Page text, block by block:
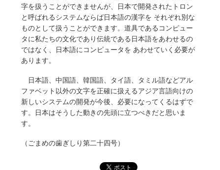
字を扱うことができませんが、日本で開発されたトロン
と呼ばれるシステムならば日本語の漢字を それぞれ別な
ものとして扱うことができます。道具であるコンピュー
タに私たちの文化であり伝統である日本語をあわせるの
ではなく、日本語にコンピュータを あわせていく必要が
あります。
日本語、中国語、韓国語、タイ語、タミル語などアル
ファベット以外の文字を正確に扱えるアジア言語向けの
新しいシステムの開発が今後、必要になってくるはずで
す。日本はそうした動きの先頭に立つべきだと思いま
す。
（ごまめの歯ぎしり第二十四号）